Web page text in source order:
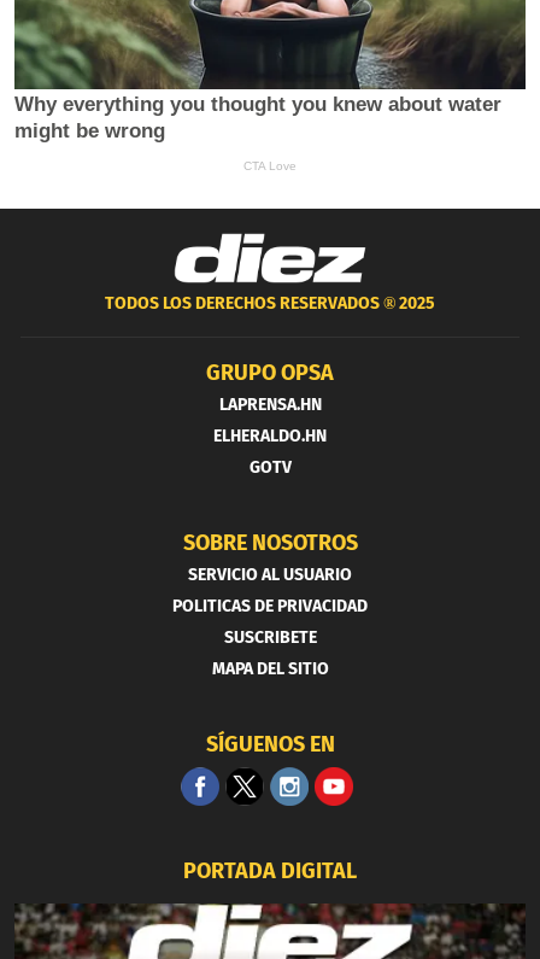
TODOS LOS DERECHOS RESERVADOS ®2025
GRUPO OPSA
LAPRENSA.HN
ELHERALDO.HN
GOTV
SOBRE NOSOTROS
SERVICIO AL USUARIO
POLITICAS DE PRIVACIDAD
SUSCRIBETE
MAPA DEL SITIO
SÍGUENOS EN
PORTADA DIGITAL